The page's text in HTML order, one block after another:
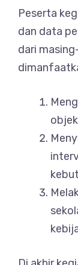
Peserta
dan data
dari